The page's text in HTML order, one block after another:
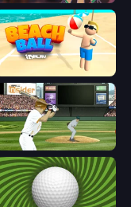
ESPN Arcade Baseball